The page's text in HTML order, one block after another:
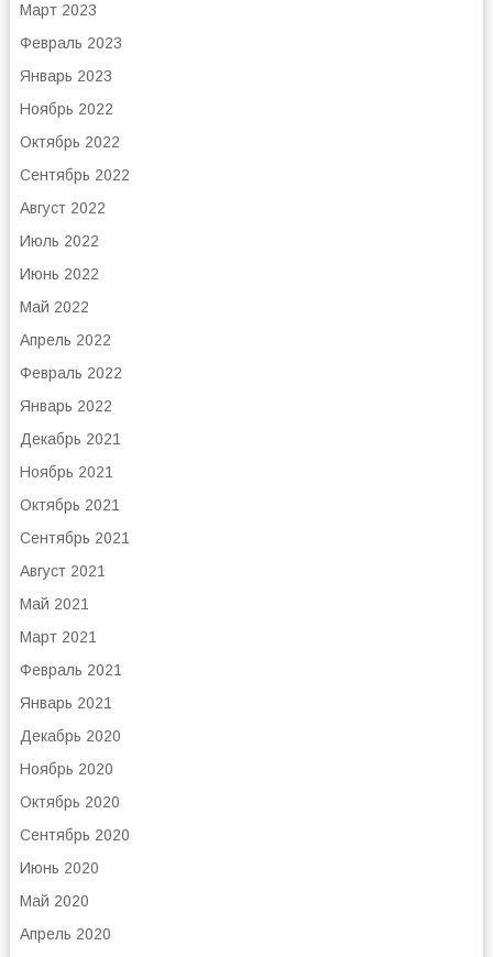
Март 2023
Февраль 2023
Январь 2023
Ноябрь 2022
Октябрь 2022
Сентябрь 2022
Август 2022
Июль 2022
Июнь 2022
Май 2022
Апрель 2022
Февраль 2022
Январь 2022
Декабрь 2021
Ноябрь 2021
Октябрь 2021
Сентябрь 2021
Август 2021
Май 2021
Март 2021
Февраль 2021
Январь 2021
Декабрь 2020
Ноябрь 2020
Октябрь 2020
Сентябрь 2020
Июнь 2020
Май 2020
Апрель 2020